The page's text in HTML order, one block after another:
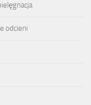
odcieni